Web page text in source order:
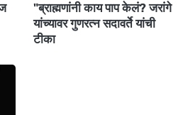
"ब्राह्मणांनी काय पाप केलं? जरांगे
यांच्यावर गुणरत्न सदावर्ते यांची
टीका